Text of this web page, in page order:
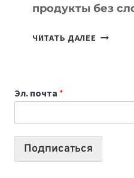
продукты без
ЧИТАТЬ ДАЛЕЕ
Эл. почта *
Подписаться